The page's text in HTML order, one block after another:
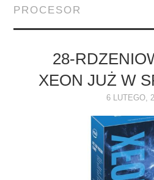
MONITORY
NAPĘDY
OPROGRAMOWANIE
PROCESOR
28-
XEON JUŻ W
6 LUTEGO,